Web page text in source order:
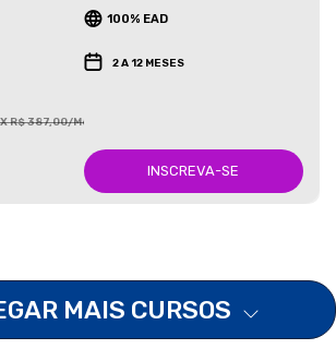
100% EAD
2 A 12 MESES
R$ 387,00/Mês
INSCREVA-SE
MAIS CURSOS